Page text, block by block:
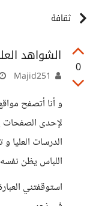
ثقافة
0
الشواهد
و أنا أتصفح
لإحدى
الدرسات العليا
اللباس يظن نفسه
استوقفتني